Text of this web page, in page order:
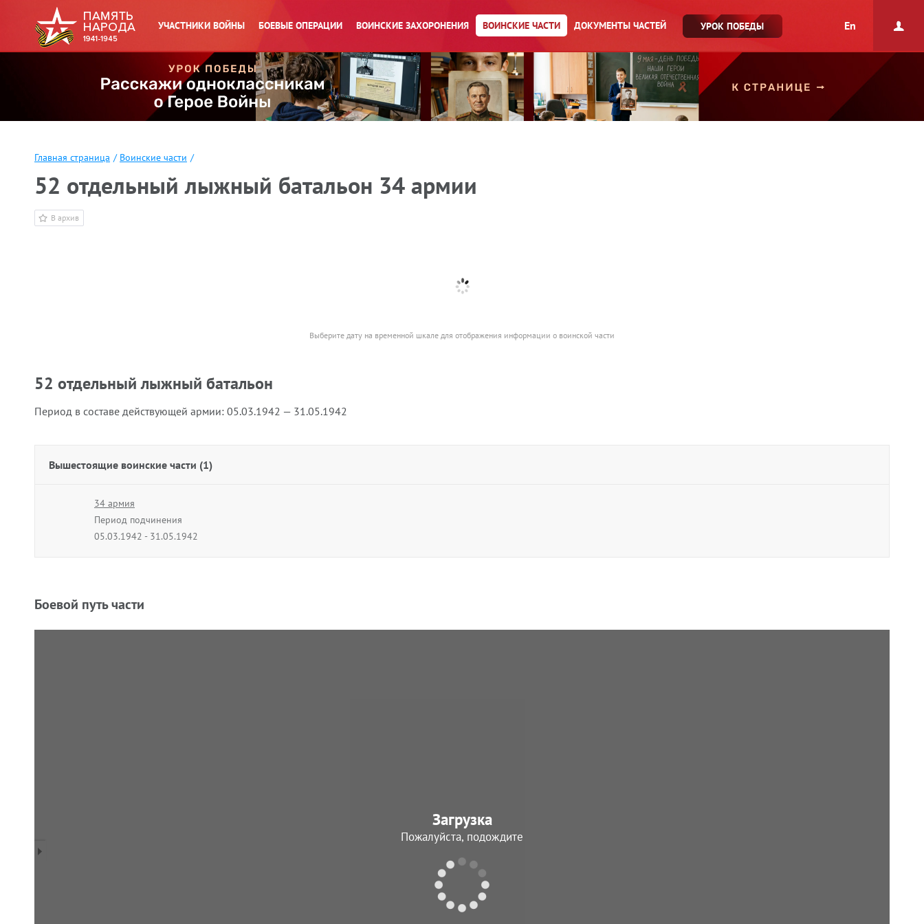
УЧАСТНИКИ ВОЙНЫ БОЕВЫЕ ОПЕРАЦИИ ВОИНСКИЕ ЗАХОРОНЕНИЯ ВОИНСКИЕ ЧАСТИ ДОКУМЕНТЫ ЧАСТЕЙ УРОК ПОБЕДЫ En
Главная страница / Воинские части /
52 отдельный лыжный батальон 34 армии
В архив
Выберите дату на временной шкале для отображения информации о воинской части
52 отдельный лыжный батальон
Период в составе действующей армии: 05.03.1942 — 31.05.1942
Вышестоящие воинские части (1)
34 армия
Период подчинения
05.03.1942 - 31.05.1942
Боевой путь части
Загрузка
Пожалуйста, подождите